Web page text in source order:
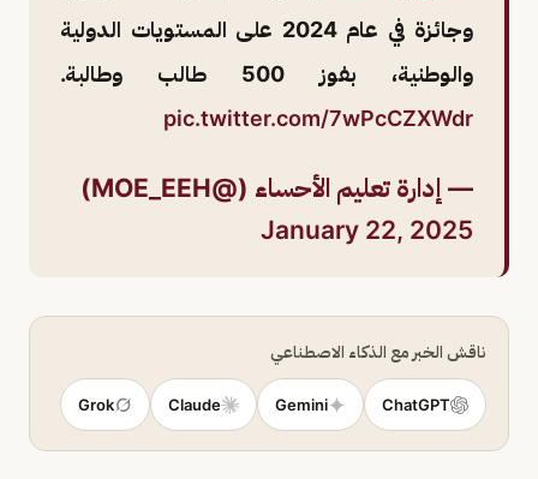
وجائزة في عام 2024 على المستويات الدولية
والوطنية، بفوز 500 طالب وطالبة.
pic.twitter.com/7wPcCZXWdr
— إدارة تعليم الأحساء (@MOE_EEH)
January 22, 2025
ناقش الخبر مع الذكاء الاصطناعي
ChatGPT
Gemini
Claude
Grok